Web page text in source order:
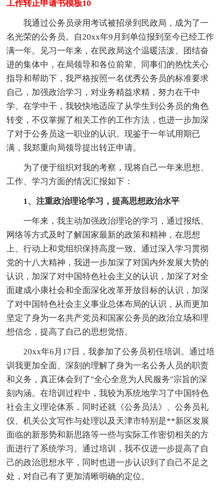
工作转正申请书模板10
我通过公务员录用考试被招录到民政局，成为了一
名光荣的公务员。自20xx年9月到单位报到至今已经工作
满一年。见习一年来，在民政局这个温暖活泼、团结奋
进的集体中，在局领导和各位前辈、同事们的热忱关心
指导和帮助下，我严格按照一名优秀公务员的标准要求
自己，加强政治学习，对业务精益求精，努力在干中
学、在学中干，我较快地适应了从学生到公务员的角色
转变，不仅掌握了相关工作的工作方法，也进一步加深
了对于公务员这一职业的认识。现鉴于一年试用期已
满，我郑重向局领导提出转正申请。
为了便于组织对我的考察，现将自己一年来思想、
工作、学习方面的情况汇报如下：
1、注重政治理论学习，提高思想政治水平
一年来，我主动加强政治理论的学习，通过报纸、
网络等方式及时了解国家最新的政策和精神，在思想
上、行动上和党组织保持高度一致。通过深入学习贯彻
党的十八大精神，我进一步加深了对国内外发展大势的
认识，加深了对中国特色社会主义的认识，加深了对全
面建成小康社会和全面深化改革开放目标的认识，加深
了对中国特色社会主义事业总体布局的认识，从而更加
坚定了身为一名共产党员和国家公务员的政治立场和理
想信念，提高了自己的思想觉悟。
20xx年6月17日，我参加了公务员初任培训。通过培
训我更加全面、深刻的理解了身为一名公务人员的职责
和义务，真正体会到了"全心全意为人民服务"宗旨的深
刻内涵。在培训过程中，我较为系统地学习了中国特色
社会主义理论体系，同时还就《公务员法》、公务员礼
仪、机关公文写作与处理以及天津市特别是**新区发展
面临的新形势和新思路等一些与实际工作密切相关的方
面进行了系统学习。通过培训，我不仅进一步提高了自
己的政治思想水平，同时也进一步认识到了自己不足之
处，对自己有了更加清晰明确的定位。